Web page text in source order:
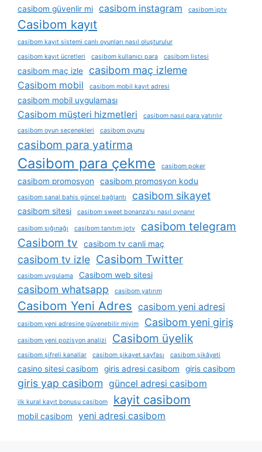
casibom güvenlir mi casibom instagram casibom i̇ptv
Casibom kayıt
casibom kayıt sistemi canlı oyunları nasıl oluşturulur
casibom kayıt ücretleri
casibom kullanıcı para casibom listesi
casibom maç izle casibom maç izleme
Casibom mobil casibom mobil kayıt adresi
casibom mobil uygulaması
Casibom müşteri hizmetleri
casibom nasıl para yatırılır
casibom oyun seçenekleri
casibom oyunu
casibom para yatirma
Casibom para çekme casibom poker
casibom promosyon casibom promosyon kodu
casibom sanal bahis güncel bağlantı casibom sikayet
casibom sitesi casibom sweet bonanza'sı nasıl oynanır
casibom sığınağı casibom tanıtım iptv
casibom telegram
Casibom tv
casibom tv canli maç
casibom tv izle Casibom Twitter
casibom uygulama Casibom web sitesi
casibom whatsapp casibom yatırım
Casibom Yeni Adres casibom yeni adresi
casibom yeni adresine güvenebilir miyim Casibom yeni giriş
casibom yeni pozisyon analizi Casibom üyelik
casibom şifreli kanallar casibom şikayet sayfası casibom şikâyeti
casino sitesi casibom giris adresi casibom giris casibom
giris yap casibom güncel adresi casibom
i̇lk kural kayıt bonusu casibom kayit casibom
mobil casibom yeni adresi casibom